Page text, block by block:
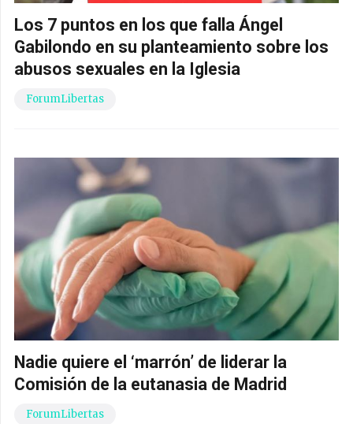
Los 7 puntos en los que falla Ángel
Gabilondo en su planteamiento sobre los
abusos sexuales en la Iglesia
ForumLibertas
Nadie quiere el ‘marrón’ de liderar la
Comisión de la eutanasia de Madrid
ForumLibertas